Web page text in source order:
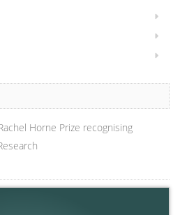
Horne Prize recognising